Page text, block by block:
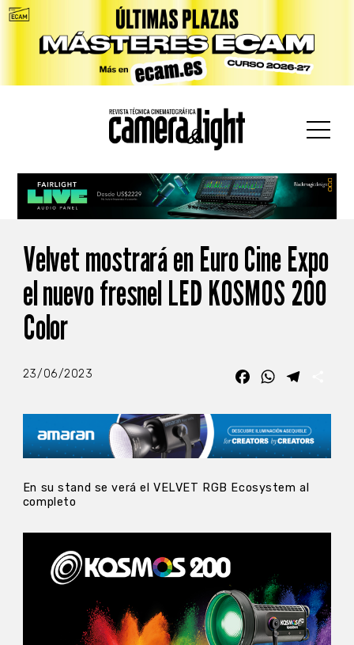
Velvet mostrará en Euro Cine Expo
el nuevo fresnel LED KOSMOS 200
Color
23/06/2023 FacebookWhatsApp
En su stand se verá el VELVET RGB Ecosystem al
completo